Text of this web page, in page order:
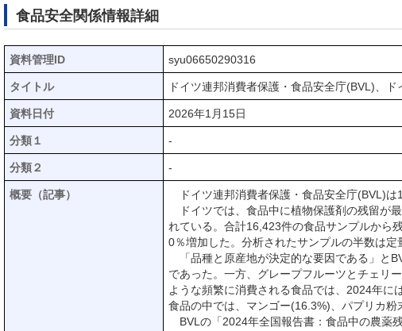
食品安全関係情報詳細
資料管理ID syu06650290316
タイトル ドイツ連邦消費者保護・食品安全庁(BVL)、
資料日付 2026年1月15日
分類１ -
分類２ -
概要（記事）
ドイツ連邦消費者保護・食品安全庁(BVL)は
ドイツでは、食品中に植物保護剤の残留が
れている。合計16,423件の食品サンプルから
0％増加した。分析されたサンプルの半数は定
「品種と原産地が決定的な要因である」と
であった。一方、グレープフルーツとチェリ
ような頻繁に消費される食品では、2024年に
食品の中では、マンゴー(16.3%)、パプリカ
BVLの「2024年全国報告書：食品中の農薬